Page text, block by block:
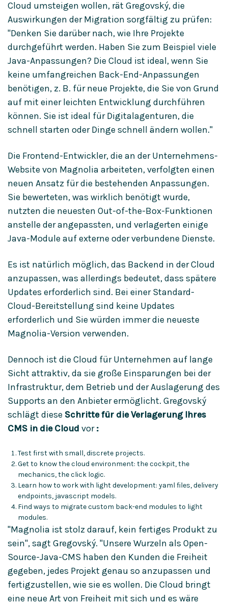
Cloud umsteigen wollen, rät Gregovský, die
Auswirkungen der Migration sorgfältig zu prüfen:
"Denken Sie darüber nach, wie Ihre Projekte
durchgeführt werden. Haben Sie zum Beispiel viele
Java-Anpassungen? Die Cloud ist ideal, wenn Sie
keine umfangreichen Back-End-Anpassungen
benötigen, z. B. für neue Projekte, die Sie von Grund
auf mit einer leichten Entwicklung durchführen
können. Sie ist ideal für Digitalagenturen, die
schnell starten oder Dinge schnell ändern wollen."
Die Frontend-Entwickler, die an der Unternehmens-
Website von Magnolia arbeiteten, verfolgten einen
neuen Ansatz für die bestehenden Anpassungen.
Sie bewerteten, was wirklich benötigt wurde,
nutzten die neuesten Out-of-the-Box-Funktionen
anstelle der angepassten, und verlagerten einige
Java-Module auf externe oder verbundene Dienste.
Es ist natürlich möglich, das Backend in der Cloud
anzupassen, was allerdings bedeutet, dass spätere
Updates erforderlich sind. Bei einer Standard-
Cloud-Bereitstellung sind keine Updates
erforderlich und Sie würden immer die neueste
Magnolia-Version verwenden.
Dennoch ist die Cloud für Unternehmen auf lange
Sicht attraktiv, da sie große Einsparungen bei der
Infrastruktur, dem Betrieb und der Auslagerung des
Supports an den Anbieter ermöglicht. Gregovský
schlägt diese Schritte für die Verlagerung Ihres
CMS in die Cloud vor:
Test first with small, discrete projects.
Get to know the cloud environment: the cockpit, the
mechanics, the click logic.
Learn how to work with light development: yaml files, delivery
endpoints, javascript models.
Find ways to migrate custom back-end modules to light
modules.
"Magnolia ist stolz darauf, kein fertiges Produkt zu
sein", sagt Gregovský. "Unsere Wurzeln als Open-
Source-Java-CMS haben den Kunden die Freiheit
gegeben, jedes Projekt genau so anzupassen und
fertigzustellen, wie sie es wollen. Die Cloud bringt
eine neue Art von Freiheit mit sich und es wäre